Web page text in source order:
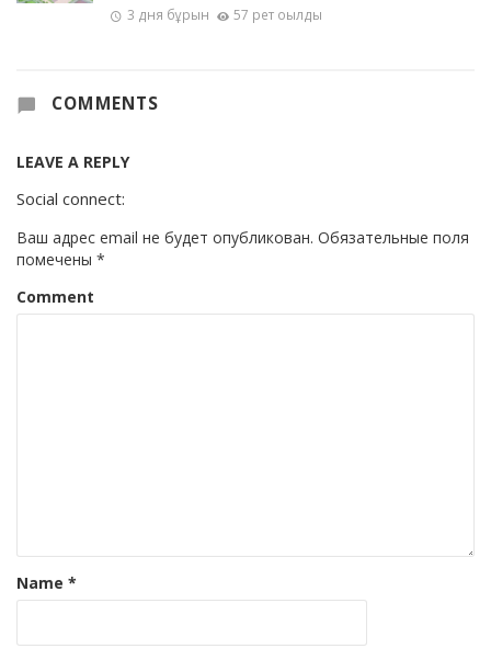
3 дня бұрын 57 рет оқылды
COMMENTS
LEAVE A REPLY
Social connect:
Ваш адрес email не будет опубликован. Обязательные поля
помечены *
Comment
Name *